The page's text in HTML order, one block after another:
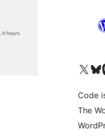
Bezoek ons X
Code
The